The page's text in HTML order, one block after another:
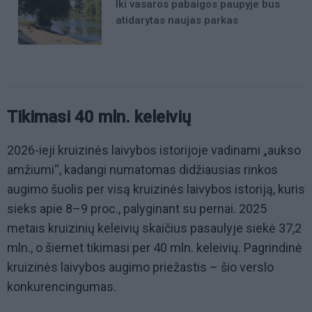
Iki vasaros pabaigos paupyje bus
atidarytas naujas parkas
Tikimasi 40 mln. keleivių
2026-ieji kruizinės laivybos istorijoje vadinami „aukso
amžiumi“, kadangi numatomas didžiausias rinkos
augimo šuolis per visą kruizinės laivybos istoriją, kuris
sieks apie 8–9 proc., palyginant su pernai. 2025
metais kruizinių keleivių skaičius pasaulyje siekė 37,2
mln., o šiemet tikimasi per 40 mln. keleivių. Pagrindinė
kruizinės laivybos augimo priežastis – šio verslo
konkurencingumas.